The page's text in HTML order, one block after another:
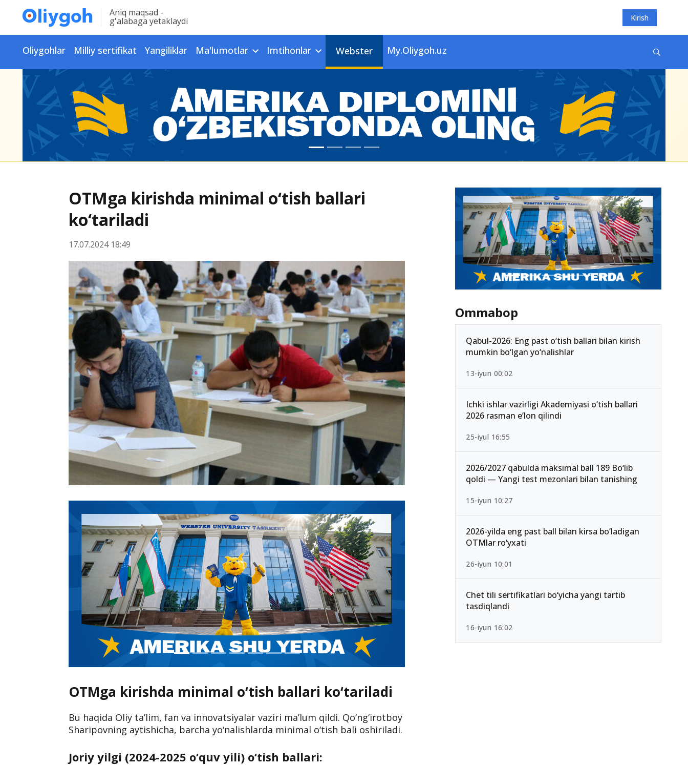
Aniq maqsad -
g'alabaga yetaklaydi Kirish
Oliygohlar Milliy sertifikat Yangiliklar Ma'lumotlar Imtihonlar Webster My.Oliygoh.uz
OTMga kirishda minimal o‘tish ballari
ko‘tariladi
17.07.2024 18:49
OTMga kirishda minimal o‘tish ballari ko‘tariladi
Bu haqida Oliy ta’lim, fan va innovatsiyalar vaziri ma’lum qildi. Qo‘ng‘irotboy
Sharipovning aytishicha, barcha yo‘nalishlarda minimal o‘tish bali oshiriladi.
Joriy yilgi (2024-2025 o‘quv yili) o‘tish ballari:
Ommabop
Qabul-2026: Eng past o‘tish ballari bilan kirish
mumkin bo‘lgan yo‘nalishlar
13-iyun 00:02
Ichki ishlar vazirligi Akademiyasi o‘tish ballari
2026 rasman e’lon qilindi
25-iyul 16:55
2026/2027 qabulda maksimal ball 189 Bo‘lib
qoldi — Yangi test mezonlari bilan tanishing
15-iyun 10:27
2026-yilda eng past ball bilan kirsa bo‘ladigan
OTMlar ro‘yxati
26-iyun 10:01
Chet tili sertifikatlari bo‘yicha yangi tartib
tasdiqlandi
16-iyun 16:02